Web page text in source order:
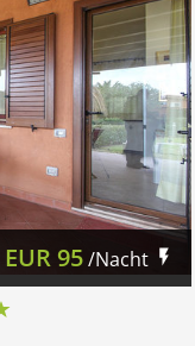
EUR95/Nacht